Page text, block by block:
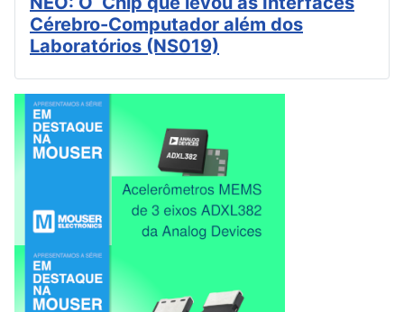
Cérebro-Computador além dos
Laboratórios (NS019)